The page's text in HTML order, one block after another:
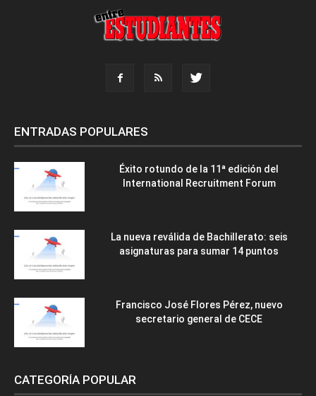
ENTRADAS POPULARES
Éxito rotundo de la 11ª edición del
International Recruitment Forum
La nueva reválida de Bachillerato: seis
asignaturas para sumar 14 puntos
Francisco José Flores Pérez, nuevo
secretario general de CECE
CATEGORÍA POPULAR